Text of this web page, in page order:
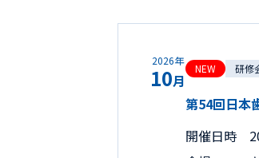
2026年
10月
NEW 研修
第54回日本
開催日時